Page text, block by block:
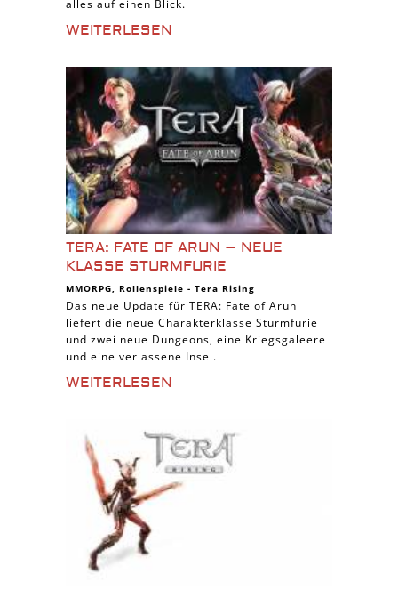
alles auf einen Blick.
WEITERLESEN
TERA: FATE OF ARUN – NEUE
KLASSE STURMFURIE
MMORPG, Rollenspiele - Tera Rising
Das neue Update für TERA: Fate of Arun
liefert die neue Charakterklasse Sturmfurie
und zwei neue Dungeons, eine Kriegsgaleere
und eine verlassene Insel.
WEITERLESEN